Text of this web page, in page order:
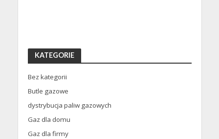
KATEGORIE
Bez kategorii
Butle gazowe
dystrybucja paliw gazowych
Gaz dla domu
Gaz dla firmy